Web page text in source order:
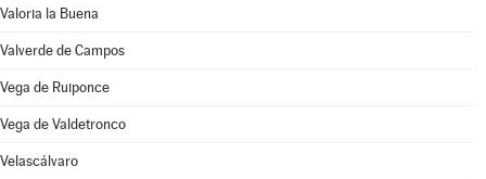
Valoria la Buena
Valverde de Campos
Vega de Ruiponce
Vega de Valdetronco
Velascálvaro